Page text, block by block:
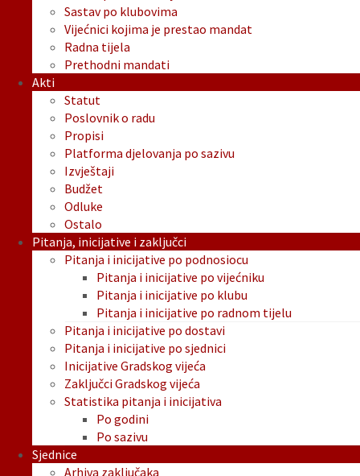
Sastav po klubovima
Vijećnici kojima je prestao mandat
Radna tijela
Prethodni mandati
Akti
Statut
Poslovnik o radu
Propisi
Platforma djelovanja po sazivu
Izvještaji
Budžet
Odluke
Ostalo
Pitanja, inicijative i zaključci
Pitanja i inicijative po podnosiocu
Pitanja i inicijative po vijećniku
Pitanja i inicijative po klubu
Pitanja i inicijative po radnom tijelu
Pitanja i inicijative po dostavi
Pitanja i inicijative po sjednici
Inicijative Gradskog vijeća
Zaključci Gradskog vijeća
Statistika pitanja i inicijativa
Po godini
Po sazivu
Sjednice
Arhiva zaključaka